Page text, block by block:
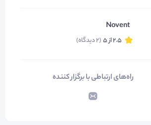
Novent
2.5 از 5 (2 دیدگاه)
راه‌های ارتباطی با برگزار کننده